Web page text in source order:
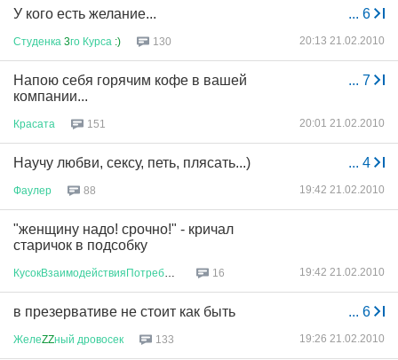
... 6
У кого есть желание...
Студенка 3го Курса :) 130 20:13 21.02.2010
... 7
Напою себя горячим кофе в вашей
компании...
Красата 151 20:01 21.02.2010
... 4
Научу любви, сексу, петь, плясать...)
Фаулер 88 19:42 21.02.2010
"женщину надо! срочно!" - кричал
старичок в подсобку
... 16 19:42 21.02.2010
... 6
в презервативе не стоит как быть
ЖелеZZный дровосек 133 19:26 21.02.2010